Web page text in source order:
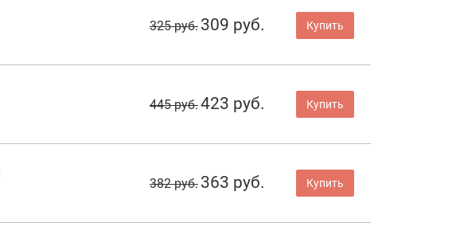
325 руб. 309 руб. Купить
445 руб.423 руб. Купить
382 руб. 363 руб. Купить